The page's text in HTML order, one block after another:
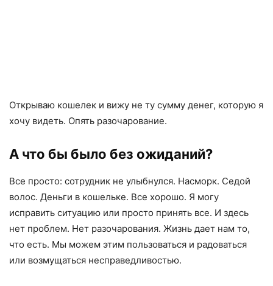
Открываю кошелек и вижу не ту сумму денег, которую я
хочу видеть. Опять разочарование.
А что бы было без ожиданий?
Все просто: сотрудник не улыбнулся. Насморк. Седой
волос. Деньги в кошельке. Все хорошо. Я могу
исправить ситуацию или просто принять все. И здесь
нет проблем. Нет разочарования. Жизнь дает нам то,
что есть. Мы можем этим пользоваться и радоваться
или возмущаться несправедливостью.